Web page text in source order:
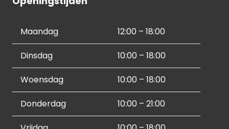
Maandag 12:00 – 18:00
Dinsdag 10:00 – 18:00
Woensdag 10:00 – 18:00
Donderdag 10:00 – 21:00